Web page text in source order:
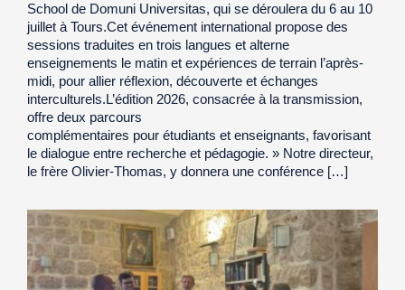
School de Domuni Universitas, qui se déroulera du 6 au 10
juillet à Tours.Cet événement international propose des
sessions traduites en trois langues et alterne
enseignements le matin et expériences de terrain l’après-
midi, pour allier réflexion, découverte et échanges
interculturels.L’édition 2026, consacrée à la transmission,
offre deux parcours
complémentaires pour étudiants et enseignants, favorisant
le dialogue entre recherche et pédagogie. » Notre directeur,
le frère Olivier-Thomas, y donnera une conférence […]